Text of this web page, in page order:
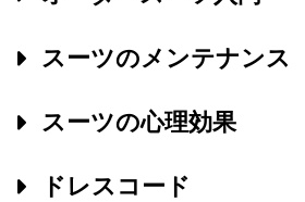
スーツのメンテナンス
スーツの心理効果
ドレスコード